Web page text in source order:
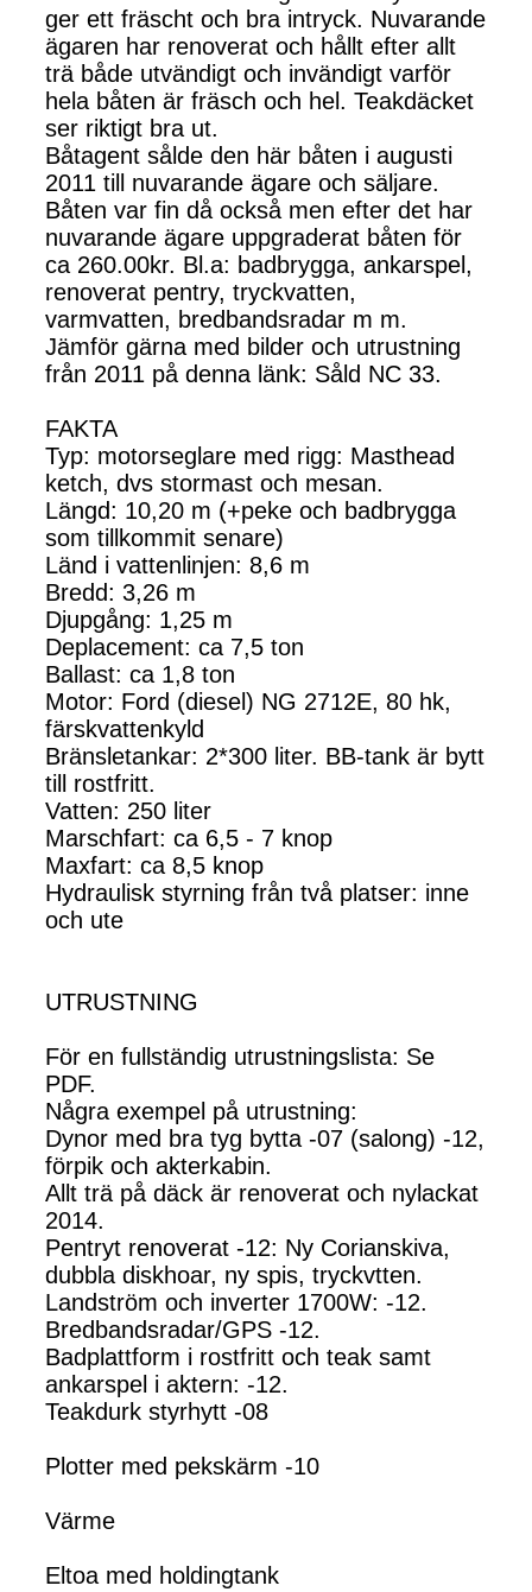
ger ett fräscht och bra intryck. Nuvarande
ägaren har renoverat och hållt efter allt
trä både utvändigt och invändigt varför
hela båten är fräsch och hel. Teakdäcket
ser riktigt bra ut.
Båtagent sålde den här båten i augusti
2011 till nuvarande ägare och säljare.
Båten var fin då också men efter det har
nuvarande ägare uppgraderat båten för
ca 260.00kr. Bl.a: badbrygga, ankarspel,
renoverat pentry, tryckvatten,
varmvatten, bredbandsradar m m.
Jämför gärna med bilder och utrustning
från 2011 på denna länk: Såld NC 33.
FAKTA
Typ: motorseglare med rigg: Masthead
ketch, dvs stormast och mesan.
Längd: 10,20 m (+peke och badbrygga
som tillkommit senare)
Länd i vattenlinjen: 8,6 m
Bredd: 3,26 m
Djupgång: 1,25 m
Deplacement: ca 7,5 ton
Ballast: ca 1,8 ton
Motor: Ford (diesel) NG 2712E, 80 hk,
färskvattenkyld
Bränsletankar: 2*300 liter. BB-tank är bytt
till rostfritt.
Vatten: 250 liter
Marschfart: ca 6,5 - 7 knop
Maxfart: ca 8,5 knop
Hydraulisk styrning från två platser: inne
och ute
UTRUSTNING
För en fullständig utrustningslista: Se
PDF.
Några exempel på utrustning:
Dynor med bra tyg bytta -07 (salong) -12,
förpik och akterkabin.
Allt trä på däck är renoverat och nylackat
2014.
Pentryt renoverat -12: Ny Corianskiva,
dubbla diskhoar, ny spis, tryckvtten.
Landström och inverter 1700W: -12.
Bredbandsradar/GPS -12.
Badplattform i rostfritt och teak samt
ankarspel i aktern: -12.
Teakdurk styrhytt -08
Plotter med pekskärm -10
Värme
Eltoa med holdingtank